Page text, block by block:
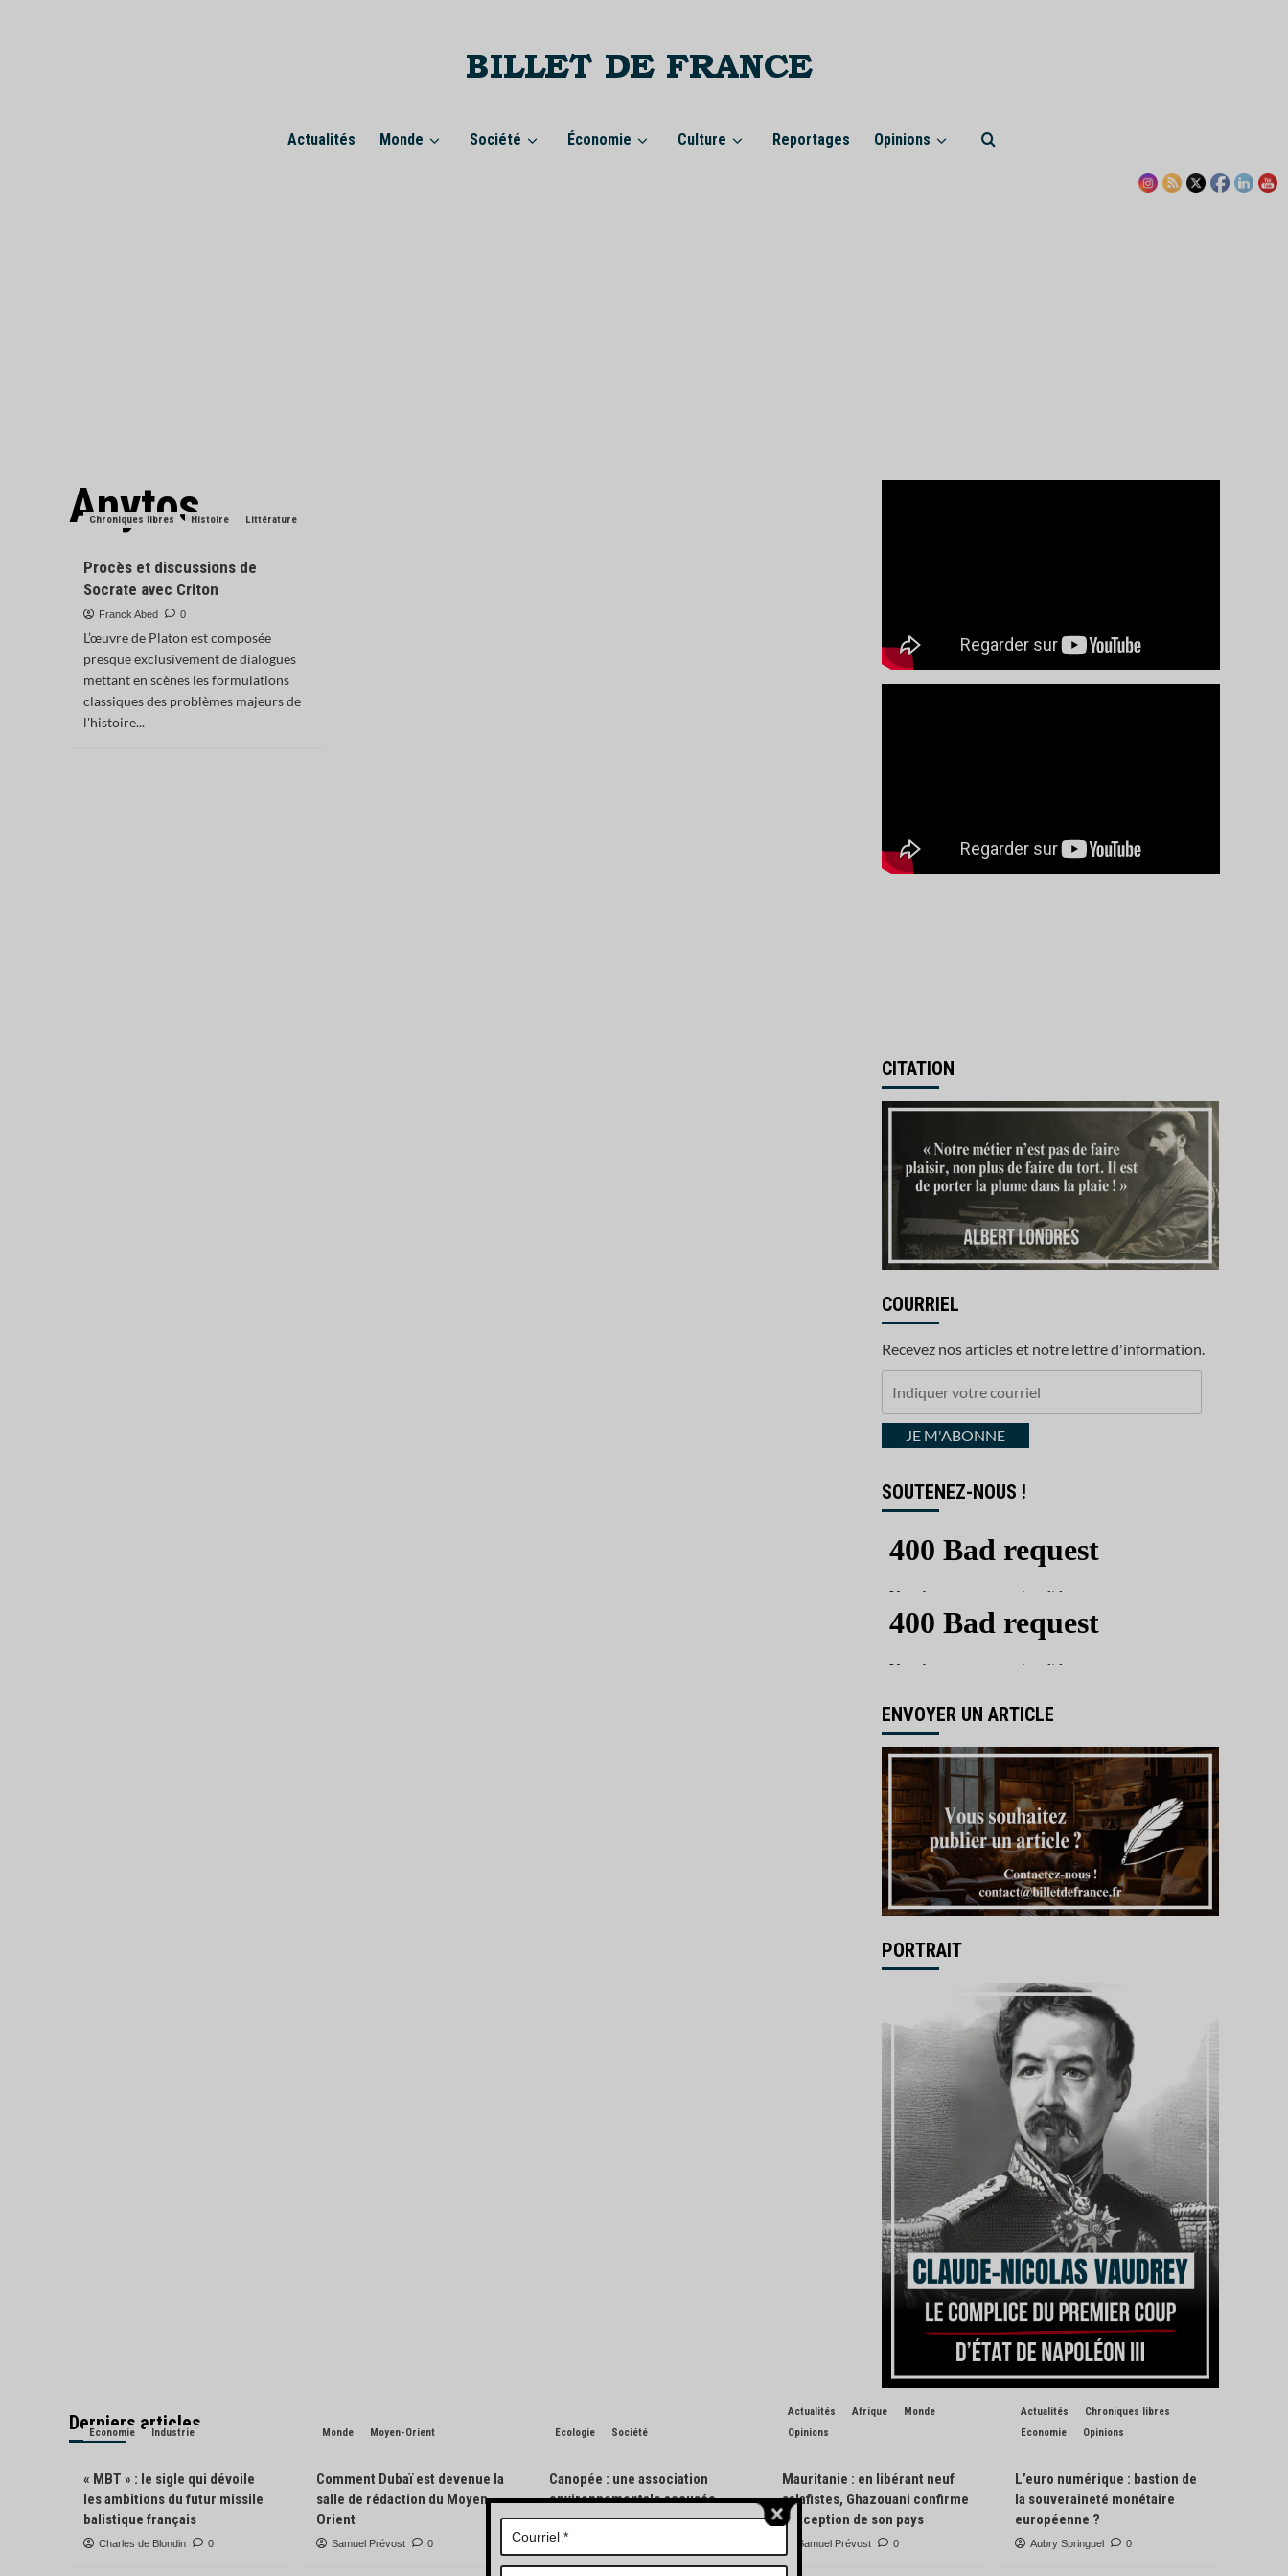
Actualités Monde Société Économie Culture Reportages Opinions
Anytos
Chroniques libres Histoire Littérature
Procès et discussions de
Socrate avec Criton
Franck Abed 0
L’œuvre de Platon est composée
presque exclusivement de dialogues
mettant en scènes les formulations
classiques des problèmes majeurs de
l'histoire...
CITATION
COURRIEL
Recevez nos articles et notre lettre d'information.
courrielJE M'ABONNE
SOUTENEZ-NOUS !
ENVOYER UN ARTICLE
PORTRAIT
Derniers articles
Économie Industrie
« MBT » : le sigle qui dévoile
les ambitions du futur missile
balistique français
Charles de Blondin 0
Monde Moyen-Orient
Comment Dubaï est devenue la
salle de rédaction du Moyen-
Orient
Samuel Prévost 0
Écologie Société
Canopée : une association
environnementale accusée
d’avoir pisté des engins
forestiers
Charles de Blondin 0
Actualités Afrique
Monde
Opinions
Mauritanie : en libérant neuf
salafistes, Ghazouani confirme
l’exception de son pays
Samuel Prévost 0
Actualités
Chroniques libres
Économie
Opinions
L’euro numérique : bastion de
la souveraineté monétaire
européenne ?
Aubry Springuel 0